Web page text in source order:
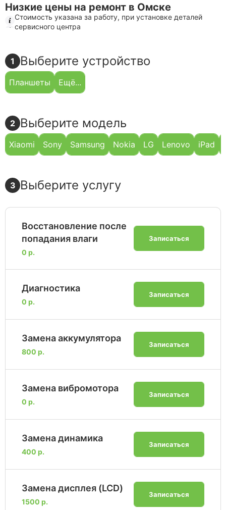
Низкие цены на ремонт в Омске
Стоимость указана за работу, при установке деталей
сервисного центра
1 Выберите устройство
Планшеты Ещё...
2 Выберите модель
Xiaomi Sony Samsung Nokia LG Lenovo iPad
3 Выберите услугу
Восстановление после
попадания влаги
0 р.
Записаться
Диагностика
0 р.
Записаться
Замена аккумулятора
800 р.
Записаться
Замена вибромотора
0 р.
Записаться
Замена динамика
400 р.
Записаться
Замена дисплея (LCD)
1500 р.
Записаться